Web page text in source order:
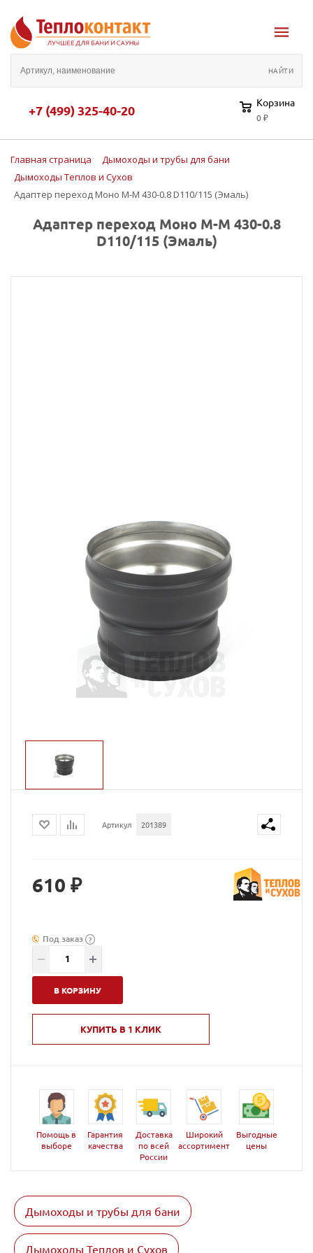
+7 (499) 325-40-20 Корзина
0 ₽
Главная страница
Дымоходы и трубы для бани
Дымоходы Теплов и Сухов
Адаптер переход Моно М-М 430-0.8 D110/115 (Эмаль)
Адаптер переход Моно М-М 430-0.8
D110/115 (Эмаль)
Артикул 201389
610 ₽
Под заказ ?
В КОРЗИНУ
КУПИТЬ В 1 КЛИК
Помощь в
выборе
Гарантия
качества
Доставка
по всей
России
Широкий
ассортимент
Выгодные
цены
Дымоходы и трубы для бани
Дымоходы Теплов и Сухов